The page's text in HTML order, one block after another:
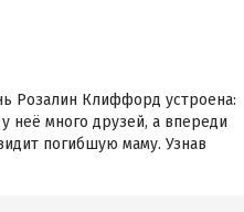
Розалин Клиффорд устроена:
неё много друзей, а впереди
погибшую маму. Узнав